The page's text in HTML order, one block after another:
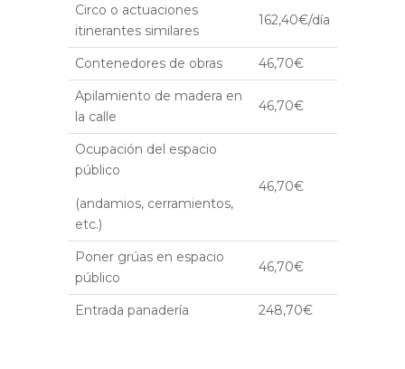
Circo o actuaciones
itinerantes similares
162,40€/día
Contenedores de obras
46,70€
Apilamiento de madera en
la calle
46,70€
Ocupación del espacio
público
(andamios, cerramientos,
etc.)
46,70€
Poner grúas en espacio
público
46,70€
Entrada panadería 248,70€